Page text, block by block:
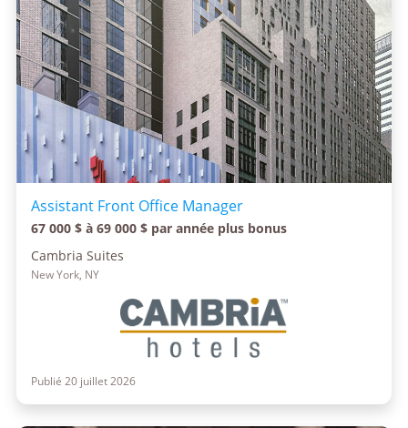
Assistant Front Office Manager
67 000 $ à 69 000 $ par année plus bonus
Cambria Suites
New York, NY
Publié 20 juillet 2026